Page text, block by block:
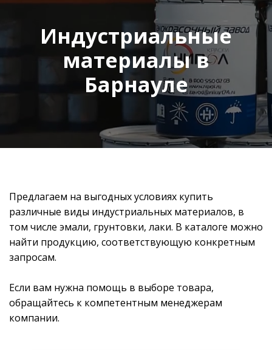
Индустриальные
материалы в
Барнауле
Предлагаем на выгодных условиях купить
различные виды индустриальных материалов, в
том числе эмали, грунтовки, лаки. В каталоге можно
найти продукцию, соответствующую конкретным
запросам.
Если вам нужна помощь в выборе товара,
обращайтесь к компетентным менеджерам
компании.